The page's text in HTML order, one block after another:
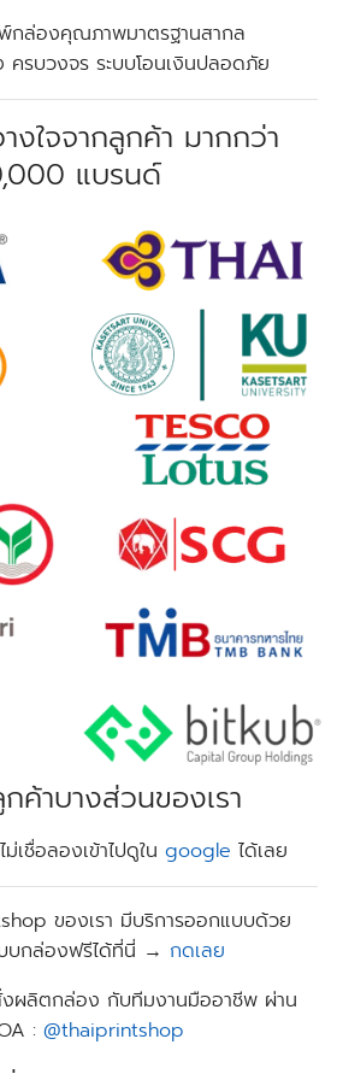
พ์กล่องคุณภาพมาตรฐานสากล
ครบวงจร ระบบโอนเงินปลอดภัย
งใจจากลูกค้า มากกว่า
แบรนด์
ค้าบางส่วนของเรา
เชื่อลองเข้าไปดูใน google ได้เลย
ของเรา มีบริการออกแบบด้วย
บกล่องฟรีได้ที่นี่ → กดเลย
ผลิตกล่อง กับทีมงานมืออาชีพ ผ่าน
: @thaiprintshop